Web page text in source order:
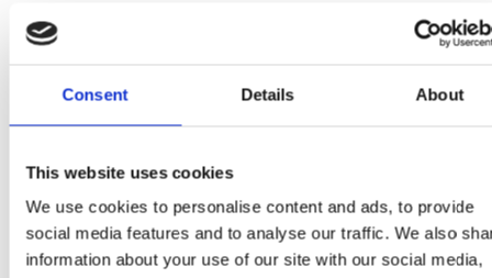
Consent Details About
This website uses cookies
We use cookies to personalise content and ads, to provide
social media features and to analyse our traffic. We also
information about your use of our site with our social media,
SPIDEY
2200010093 Ref: 2200010107